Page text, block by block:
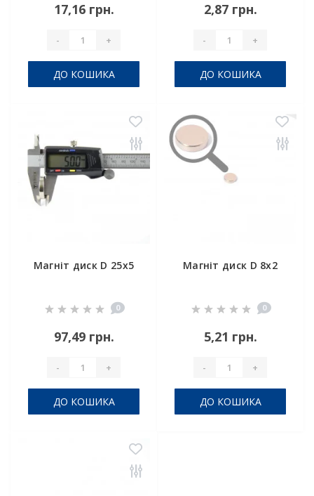
17,16 грн.
- +
ДО КОШИКА
2,87 грн.
- +
ДО КОШИКА
Магніт диск D 25x5
0
97,49 грн.
- +
ДО КОШИКА
Магніт диск D 8x2
0
5,21 грн.
- +
ДО КОШИКА